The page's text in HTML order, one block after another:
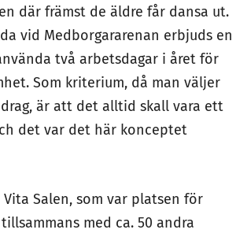
där främst de äldre får dansa ut.
vid Medborgararenan erbjuds en
två arbetsdagar i året för
Som kriterium, då man väljer
är att det alltid skall vara ett
det var det här konceptet
Salen, som var platsen för
med ca. 50 andra